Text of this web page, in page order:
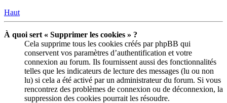
Haut
À quoi sert « Supprimer les cookies » ?
Cela supprime tous les cookies créés par phpBB qui
conservent vos paramètres d’authentification et votre
connexion au forum. Ils fournissent aussi des fonctionnalités
telles que les indicateurs de lecture des messages (lu ou non
lu) si cela a été activé par un administrateur du forum. Si vous
rencontrez des problèmes de connexion ou de déconnexion, la
suppression des cookies pourrait les résoudre.